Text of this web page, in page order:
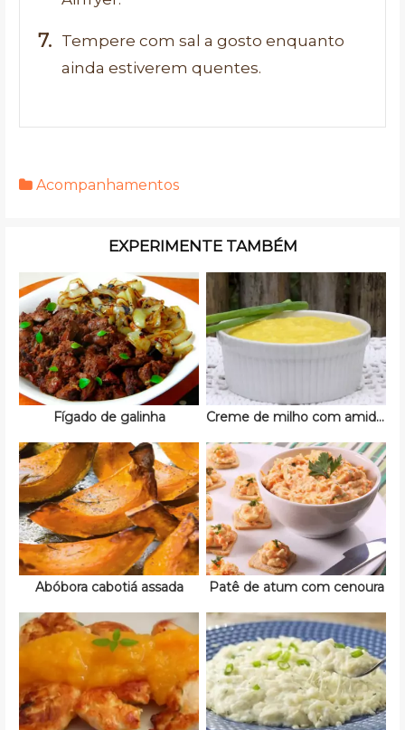
Tempere com sal a gosto enquanto
ainda estiverem quentes.
Acompanhamentos
EXPERIMENTE TAMBÉM
Fígado de galinha Creme de milho com amido de milho
Abóbora cabotiá assada Patê de atum com cenoura